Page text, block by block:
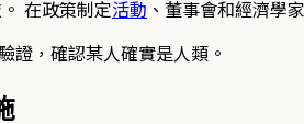
在政策制定活動 、董事會和經濟學
證，確認某人確實是人類。